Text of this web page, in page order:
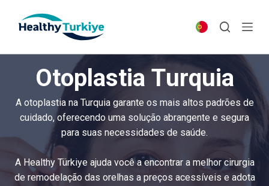
p
c
e
n
Otoplastia Turquia
A otoplastia na Turquia garante os mais altos padrões de
cuidado, oferecendo uma solução abrangente e segura
para suas necessidades de saúde.
A Healthy Türkiye ajuda você a encontrar a melhor cirurgia
de remodelação das orelhas a preços acessíveis e adota